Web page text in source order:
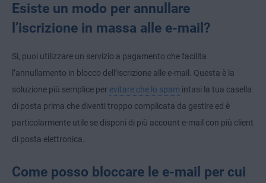
Esiste un modo per annullare
l’iscrizione in massa alle e-mail?
Sì, puoi utilizzare un servizio a pagamento che facilita
l’annullamento in blocco dell’iscrizione alle e-mail. Questa è la
soluzione più semplice per evitare che lo spam intasi la tua casella
di posta prima che diventi troppo complicata da gestire ed è
particolarmente utile se disponi di più account e-mail con più client
di posta elettronica.
Come posso bloccare le e-mail per cui